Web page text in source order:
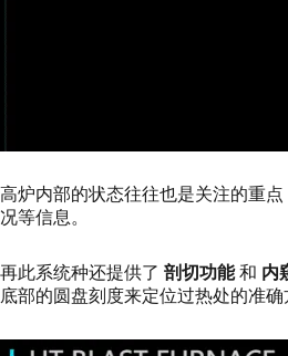
高炉内部的状态往往也是关注的重
况等信息。
再此系统种还提供了 剖切功能和 内
底部的圆盘刻度来定位过热处的准确